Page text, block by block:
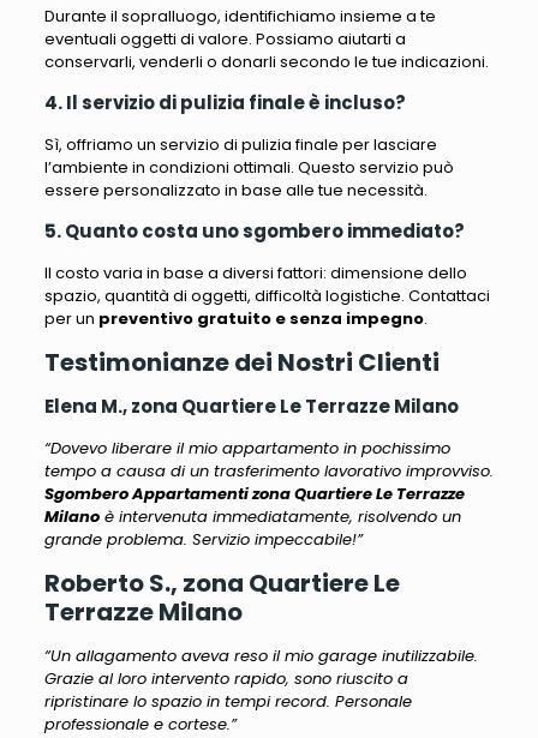
Durante il sopralluogo, identifichiamo insieme a te
eventuali oggetti di valore. Possiamo aiutarti a
conservarli, venderli o donarli secondo le tue indicazioni.
4. Il servizio di pulizia finale è incluso?
Sì, offriamo un servizio di pulizia finale per lasciare
l’ambiente in condizioni ottimali. Questo servizio può
essere personalizzato in base alle tue necessità.
5. Quanto costa uno sgombero immediato?
Il costo varia in base a diversi fattori: dimensione dello
spazio, quantità di oggetti, difficoltà logistiche. Contattaci
per un preventivo gratuito e senza impegno.
Testimonianze dei Nostri Clienti
Elena M., zona Quartiere Le Terrazze Milano
“Dovevo liberare il mio appartamento in pochissimo
tempo a causa di un trasferimento lavorativo improvviso.
Sgombero Appartamenti zona Quartiere Le Terrazze
Milanoè intervenuta immediatamente, risolvendo un
grande problema. Servizio impeccabile!”
Roberto S., zona Quartiere Le
Terrazze Milano
“Un allagamento aveva reso il mio garage inutilizzabile.
Grazie al loro intervento rapido, sono riuscito a
ripristinare lo spazio in tempi record. Personale
professionale e cortese.”